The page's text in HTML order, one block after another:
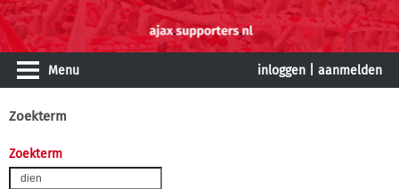
Menu inloggen aanmelden
Zoekterm
Zoekterm